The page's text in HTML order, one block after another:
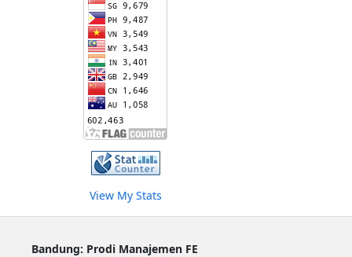
View My Stats
Bandung: Prodi Manajemen FE